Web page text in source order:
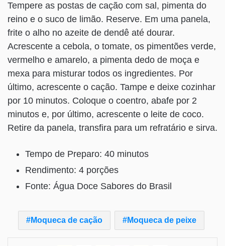
Tempere as postas de cação com sal, pimenta do
reino e o suco de limão. Reserve. Em uma panela,
frite o alho no azeite de dendê até dourar.
Acrescente a cebola, o tomate, os pimentões verde,
vermelho e amarelo, a pimenta dedo de moça e
mexa para misturar todos os ingredientes. Por
último, acrescente o cação. Tampe e deixe cozinhar
por 10 minutos. Coloque o coentro, abafe por 2
minutos e, por último, acrescente o leite de coco.
Retire da panela, transfira para um refratário e sirva.
Tempo de Preparo: 40 minutos
Rendimento: 4 porções
Fonte: Água Doce Sabores do Brasil
Moqueca de cação Moqueca de peixe